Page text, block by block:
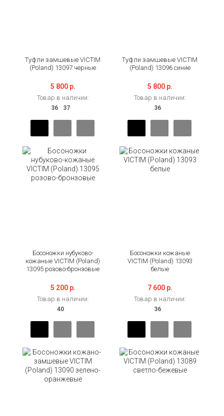
Туфли замшевые VICTIM
(Poland) 13097 черные
5 800 р.
Товар в наличии:
Туфли замшевые VICTIM
(Poland) 13096 синие
5 800 р.
Товар в наличии:
Босоножки нубуково-
кожаные VICTIM (Poland)
13095 розово-бронзовые
5 200 р.
Товар в наличии:
Босоножки кожаные
VICTIM (Poland) 13093
белые
7 600 р.
Товар в наличии: